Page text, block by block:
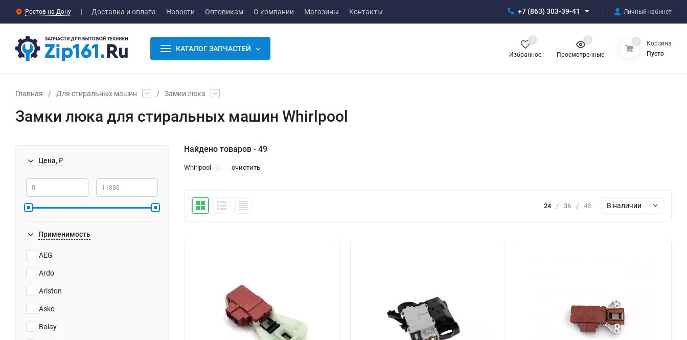
Ростов-на-Дону Доставка и оплата Новости Оптовикам О компании Магазины Контакты +7 (863) 303-39-41 Личный кабинет
КАТАЛОГ ЗАПЧАСТЕЙ
Избранное
0
Просмотренные
0 0
Корзина
Пусто
Главная / Для стиральных машин / Замки люка
Замки люка для стиральных машин Whirlpool
Цена, ₽
Применимость
AEG
Ardo
Ariston
Asko
Balay
Найдено товаров - 49
Whirlpool очистить
24 / 36 / 48 В наличии